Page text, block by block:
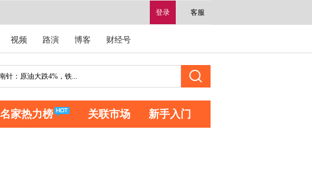
登录 客服
视频 路演 博客 财经号
名家热力榜 关联市场 新手入门